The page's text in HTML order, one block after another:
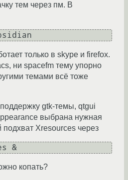
тем через пм. В
только в skype и firefox.
ни spacefm тему упорно
темами всё тоже
gtk-темы, qtgui
выбрана нужная
Xresources через
&
копать?